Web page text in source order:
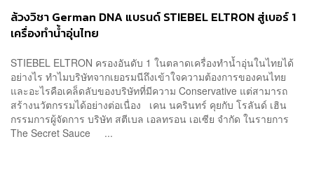
ล้วงวิชา German DNA แบรนด์ STIEBEL ELTRON สู่เบอร์ 1
เครื่องทำน้ำอุ่นไทย
STIEBEL ELTRON ครองอันดับ 1 ในตลาดเครื่องทำน้ำอุ่นในไทยได้
อย่างไร ทำไมบริษัทจากเยอรมนีถึงเข้าใจความต้องการของคนไทย
และอะไรคือเคล็ดลับของบริษัทที่มีความ Conservative แต่สามารถ
สร้างนวัตกรรมได้อย่างต่อเนื่อง เคน นครินทร์ คุยกับ โรลันด์ เฮิน
กรรมการผู้จัดการ บริษัท สตีเบล เอลทรอน เอเซีย จำกัด ในรายการ
The Secret Sauce ...